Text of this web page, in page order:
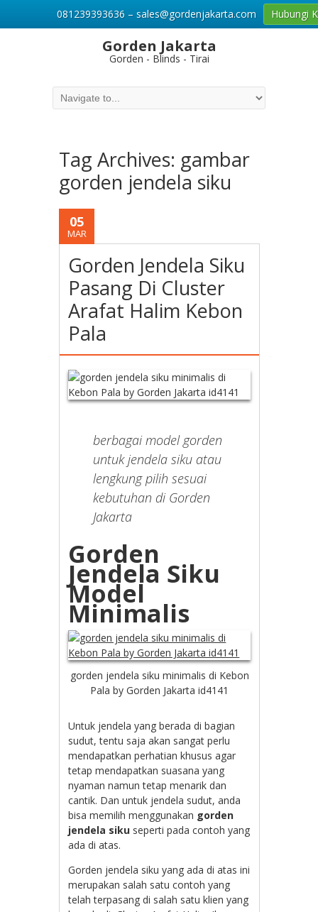
Gorden Jakarta
Gorden - Blinds - Tirai
Tag Archives: gambar
gorden jendela siku
05
MAR
Gorden Jendela Siku
Pasang Di Cluster
Arafat Halim Kebon
Pala
berbagai model gorden
untuk jendela siku atau
lengkung pilih sesuai
kebutuhan di Gorden
Jakarta
Gorden
Jendela Siku
Model
Minimalis
gorden jendela siku minimalis di Kebon
Pala by Gorden Jakarta id4141
Untuk jendela yang berada di bagian
sudut, tentu saja akan sangat perlu
mendapatkan perhatian khusus agar
tetap mendapatkan suasana yang
nyaman namun tetap menarik dan
cantik. Dan untuk jendela sudut, anda
bisa memilih menggunakan gorden
jendela siku seperti pada contoh yang
ada di atas.
Gorden jendela siku yang ada di atas ini
merupakan salah satu contoh yang
telah terpasang di salah satu klien yang
081239393636 – sales@gordenjakarta.com Hubungi